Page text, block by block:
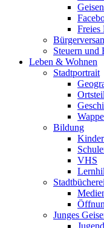
Steuern und
Leben & Wohnen
Stadtportrait
Bildung
VHS
Stadtbücherei
Junges